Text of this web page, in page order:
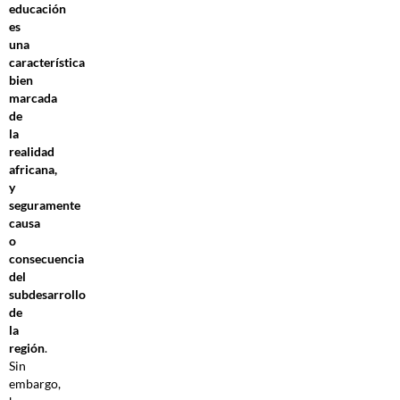
educación
es
una
característica
bien
marcada
de
la
realidad
africana,
y
seguramente
causa
o
consecuencia
del
subdesarrollo
de
la
región.
Sin
embargo,